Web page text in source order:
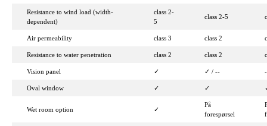
Resistance to wind load (width-
dependent)
class 2-
5
class 2-5
Air permeability class 3 class 2
Resistance to water penetration class 2 class 2
Vision panel ✓ ✓ / --
Oval window ✓ ✓
Wet room option ✓
På
forespørsel